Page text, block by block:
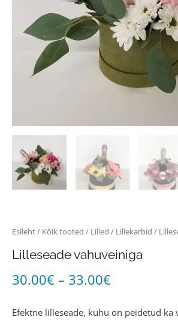
Esileht/ Kõik tooted / Lilled / Lillekarbid /
Lilleseade vahuveiniga
30.00€ – 33.00€
Efektne lilleseade, kuhu on peidetud